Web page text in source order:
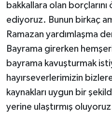
bakkallara olan
ediyoruz. Bunun birkaç
Ramazan yardımlaşma
Bayrama girerken
bayrama kavuşturmak
hayırseverlerimizin
kaynakları uygun bir
yerine ulaştırmış